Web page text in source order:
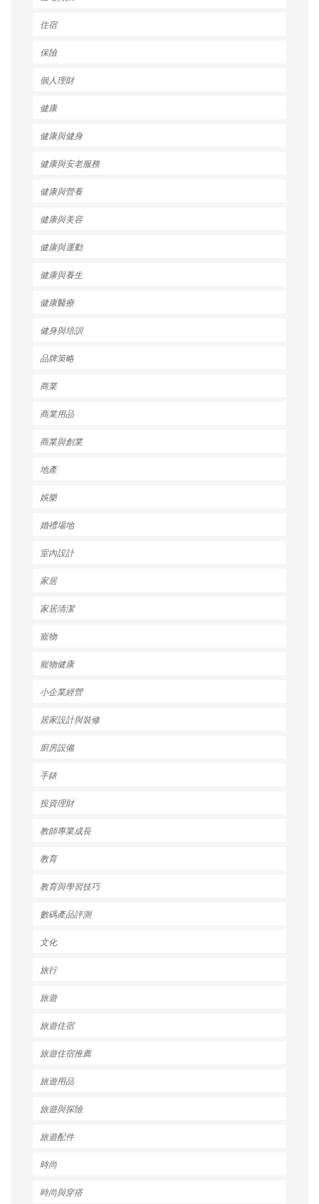
住宿
保險
個人理財
健康
健康與健身
健康與安老服務
健康與營養
健康與美容
健康與運動
健康與養生
健康醫療
健身與培訓
品牌策略
商業
商業用品
商業與創業
地產
娛樂
婚禮場地
室內設計
家居
家居清潔
寵物
寵物健康
小企業經營
居家設計與裝修
廚房設備
手錶
投資理財
教師專業成長
教育
教育與學習技巧
數碼產品評測
文化
旅行
旅遊
旅遊住宿
旅遊住宿推薦
旅遊用品
旅遊與探險
旅遊配件
時尚
時尚與穿搭